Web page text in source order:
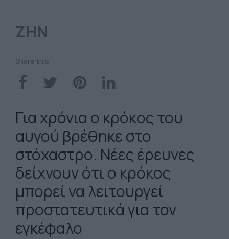
ΖΗΝ
Share this
Για χρόνια ο κρόκος του
αυγού βρέθηκε στο
στόχαστρο. Νέες έρευνες
δείχνουν ότι ο κρόκος
μπορεί να λειτουργεί
προστατευτικά για τον
εγκέφαλο